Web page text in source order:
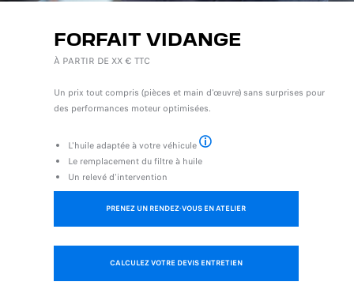
FORFAIT VIDANGE
À PARTIR DE XX € TTC
Un prix tout compris (pièces et main d'œuvre) sans surprises pour
des performances moteur optimisées.
L'huile adaptée à votre véhicule
jusqu’à 5 litres
Le remplacement du filtre à huile
Un relevé d'intervention
PRENEZ UN RENDEZ-VOUS EN ATELIER
CALCULEZ VOTRE DEVIS ENTRETIEN